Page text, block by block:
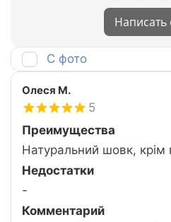
Написать
С фото
Олеся М.
5
Преимущества
Натуральний шовк,
Недостатки
-
Комментарий